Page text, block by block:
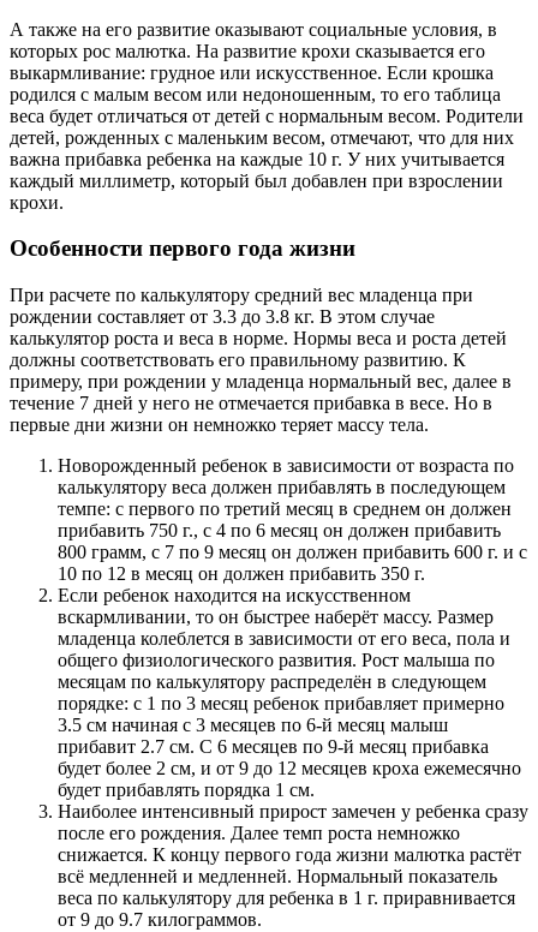
А также на его развитие оказывают социальные условия, в
которых рос малютка. На развитие крохи сказывается его
выкармливание: грудное или искусственное. Если крошка
родился с малым весом или недоношенным, то его таблица
веса будет отличаться от детей с нормальным весом. Родители
детей, рожденных с маленьким весом, отмечают, что для них
важна прибавка ребенка на каждые 10 г. У них учитывается
каждый миллиметр, который был добавлен при взрослении
крохи.
Особенности первого года жизни
При расчете по калькулятору средний вес младенца при
рождении составляет от 3.3 до 3.8 кг. В этом случае
калькулятор роста и веса в норме. Нормы веса и роста детей
должны соответствовать его правильному развитию. К
примеру, при рождении у младенца нормальный вес, далее в
течение 7 дней у него не отмечается прибавка в весе. Но в
первые дни жизни он немножко теряет массу тела.
Новорожденный ребенок в зависимости от возраста по
калькулятору веса должен прибавлять в последующем
темпе: с первого по третий месяц в среднем он должен
прибавить 750 г., с 4 по 6 месяц он должен прибавить
800 грамм, с 7 по 9 месяц он должен прибавить 600 г. и с
10 по 12 в месяц он должен прибавить 350 г.
Если ребенок находится на искусственном
вскармливании, то он быстрее наберёт массу. Размер
младенца колеблется в зависимости от его веса, пола и
общего физиологического развития. Рост малыша по
месяцам по калькулятору распределён в следующем
порядке: с 1 по 3 месяц ребенок прибавляет примерно
3.5 см начиная с 3 месяцев по 6-й месяц малыш
прибавит 2.7 см. С 6 месяцев по 9-й месяц прибавка
будет более 2 см, и от 9 до 12 месяцев кроха ежемесячно
будет прибавлять порядка 1 см.
Наиболее интенсивный прирост замечен у ребенка сразу
после его рождения. Далее темп роста немножко
снижается. К концу первого года жизни малютка растёт
всё медленней и медленней. Нормальный показатель
веса по калькулятору для ребенка в 1 г. приравнивается
от 9 до 9.7 килограммов.